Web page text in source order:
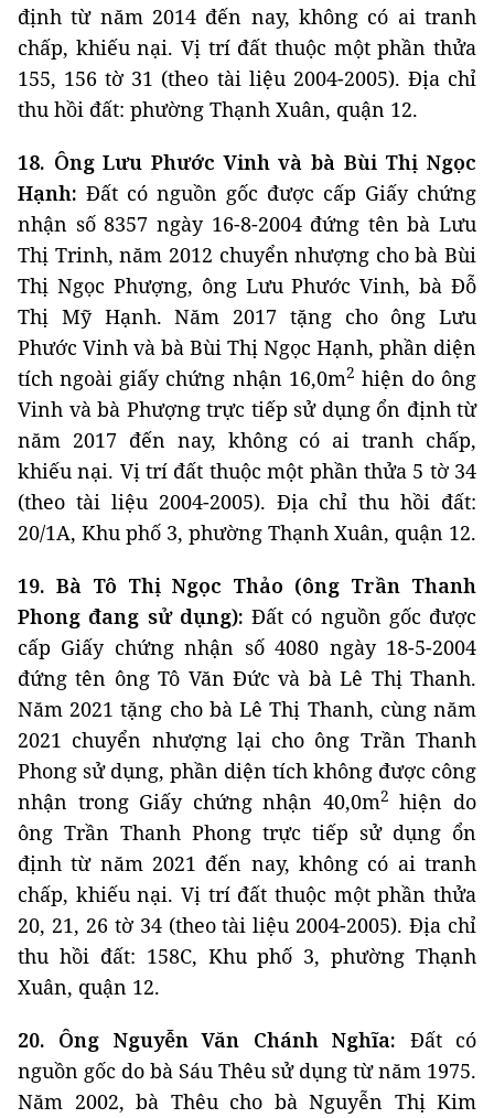
định từ năm 2014 đến nay, không có ai tranh
chấp, khiếu nại. Vị trí đất thuộc một phần thửa
155, 156 tờ 31 (theo tài liệu 2004-2005). Địa chỉ
thu hồi đất: phường Thạnh Xuân, quận 12.
18. Ông Lưu Phước Vinh và bà Bùi Thị Ngọc
Hạnh: Đất có nguồn gốc được cấp Giấy chứng
nhận số 8357 ngày 16-8-2004 đứng tên bà Lưu
Thị Trinh, năm 2012 chuyển nhượng cho bà Bùi
Thị Ngọc Phượng, ông Lưu Phước Vinh, bà Đỗ
Thị Mỹ Hạnh. Năm 2017 tặng cho ông Lưu
Phước Vinh và bà Bùi Thị Ngọc Hạnh, phần diện
tích ngoài giấy chứng nhận 16,0m2 hiện do ông
Vinh và bà Phượng trực tiếp sử dụng ổn định từ
năm 2017 đến nay, không có ai tranh chấp,
khiếu nại. Vị trí đất thuộc một phần thửa 5 tờ 34
(theo tài liệu 2004-2005). Địa chỉ thu hồi đất:
20/1A, Khu phố 3, phường Thạnh Xuân, quận 12.
19. Bà Tô Thị Ngọc Thảo (ông Trần Thanh
Phong đang sử dụng): Đất có nguồn gốc được
cấp Giấy chứng nhận số 4080 ngày 18-5-2004
đứng tên ông Tô Văn Đức và bà Lê Thị Thanh.
Năm 2021 tặng cho bà Lê Thị Thanh, cùng năm
2021 chuyển nhượng lại cho ông Trần Thanh
Phong sử dụng, phần diện tích không được công
nhận trong Giấy chứng nhận 40,0m2 hiện do
ông Trần Thanh Phong trực tiếp sử dụng ổn
định từ năm 2021 đến nay, không có ai tranh
chấp, khiếu nại. Vị trí đất thuộc một phần thửa
20, 21, 26 tờ 34 (theo tài liệu 2004-2005). Địa chỉ
thu hồi đất: 158C, Khu phố 3, phường Thạnh
Xuân, quận 12.
20. Ông Nguyễn Văn Chánh Nghĩa: Đất có
nguồn gốc do bà Sáu Thêu sử dụng từ năm 1975.
Năm 2002, bà Thêu cho bà Nguyễn Thị Kim